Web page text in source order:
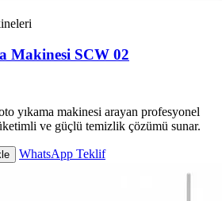
Makinesi SCW 02
yıkama makinesi arayan profesyonel
ve güçlü temizlik çözümü sunar.
WhatsApp Teklif